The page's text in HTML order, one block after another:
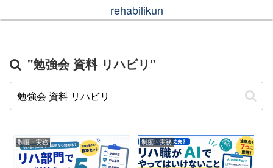
rehabilikun
"勉強会 資料 リハビリ"
制度・実務 制度・実務